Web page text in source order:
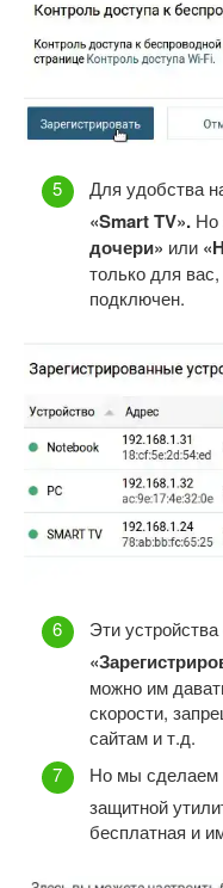
Для удобства
«SmartTV». Но
дочери» или
только для
подключен.
Эти
можно им
скорости,
сайтам и т.д.
Но мы сделаем
защитной
бесплатная и